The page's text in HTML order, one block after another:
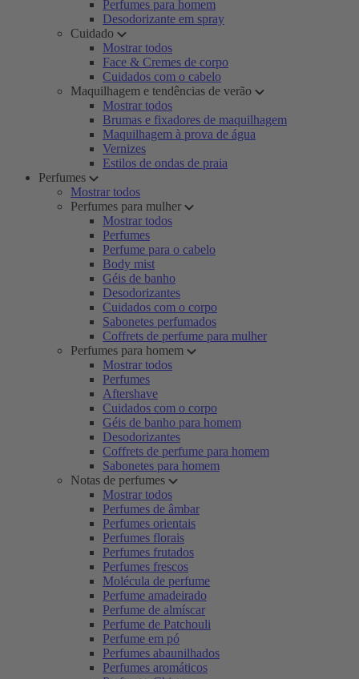
Perfumes para homem
Desodorizante em spray
Cuidado
Mostrar todos
Face & Cremes de corpo
Cuidados com o cabelo
Maquilhagem e tendências de verão
Mostrar todos
Brumas e fixadores de maquilhagem
Maquilhagem à prova de água
Vernizes
Estilos de ondas de praia
Perfumes
Mostrar todos
Perfumes para mulher
Mostrar todos
Perfumes
Perfume para o cabelo
Body mist
Géis de banho
Desodorizantes
Cuidados com o corpo
Sabonetes perfumados
Coffrets de perfume para mulher
Perfumes para homem
Mostrar todos
Perfumes
Aftershave
Cuidados com o corpo
Géis de banho para homem
Desodorizantes
Coffrets de perfume para homem
Sabonetes para homem
Notas de perfumes
Mostrar todos
Perfumes de âmbar
Perfumes orientais
Perfumes florais
Perfumes frutados
Perfumes frescos
Molécula de perfume
Perfume amadeirado
Perfume de almíscar
Perfume de Patchouli
Perfume em pó
Perfumes abaunilhados
Perfumes aromáticos